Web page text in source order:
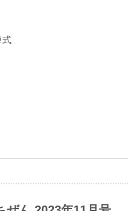
式